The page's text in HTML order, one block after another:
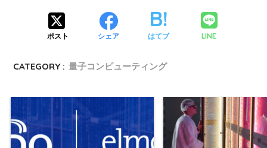
ポスト シェア はてブ LINE
CATEGORY : 量子コンピューティング